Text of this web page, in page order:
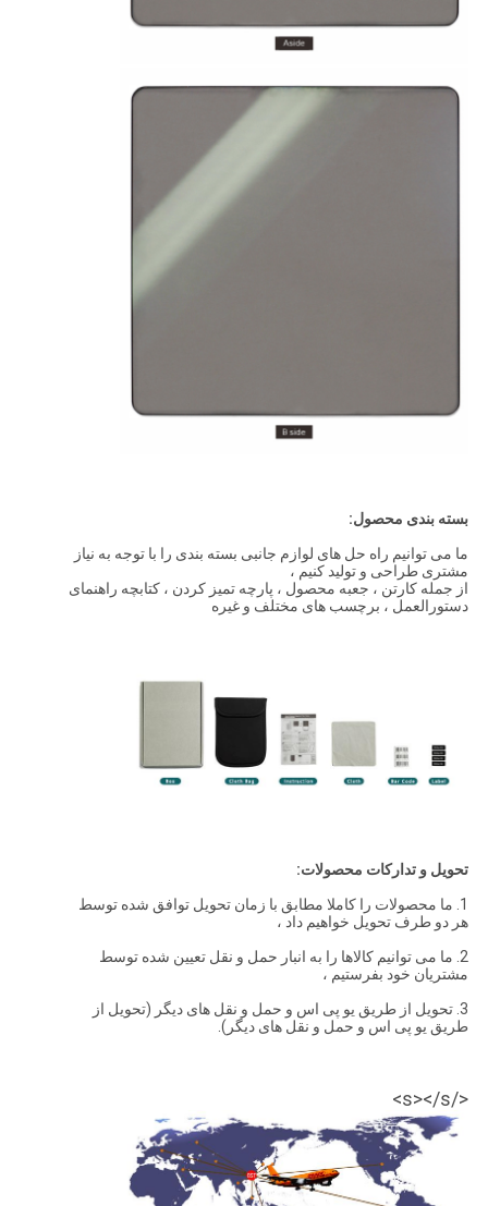
بسته بندی محصول:
ما می توانیم راه حل های لوازم جانبی بسته بندی را با توجه به نیاز
مشتری طراحی و تولید کنیم ،
از جمله کارتن ، جعبه محصول ، پارچه تمیز کردن ، کتابچه راهنمای
دستورالعمل ، برچسب های مختلف و غیره
تحویل و تدارکات محصولات:
1. ما محصولات را کاملا مطابق با زمان تحویل توافق شده توسط
هر دو طرف تحویل خواهیم داد ،
2. ما می توانیم کالاها را به انبار حمل و نقل تعیین شده توسط
مشتریان خود بفرستیم ،
3. تحویل از طریق یو پی اس و حمل و نقل های دیگر (تحویل از
طریق یو پی اس و حمل و نقل های دیگر).
</s></s>